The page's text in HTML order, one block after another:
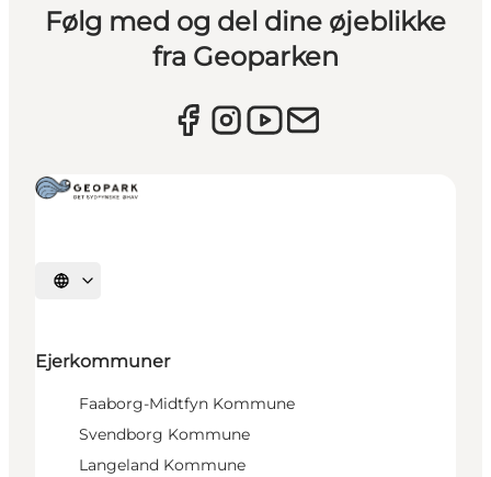
Følg med og del dine øjeblikke
fra Geoparken
Vælg sprog
Ejerkommuner
Faaborg-Midtfyn Kommune
Svendborg Kommune
Langeland Kommune